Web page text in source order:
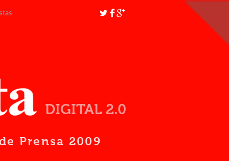
DIGITAL 2.0
Prensa 2009